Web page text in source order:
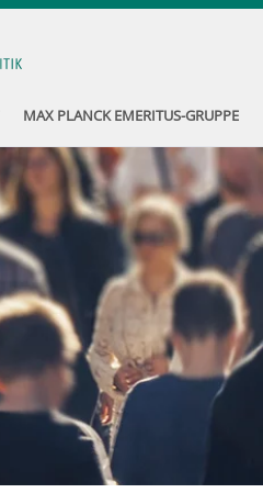
MAX PLANCK EMERITUS-GRUPPE